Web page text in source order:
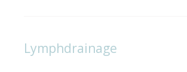
Lymphdrainage